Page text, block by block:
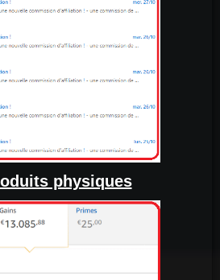
physiques